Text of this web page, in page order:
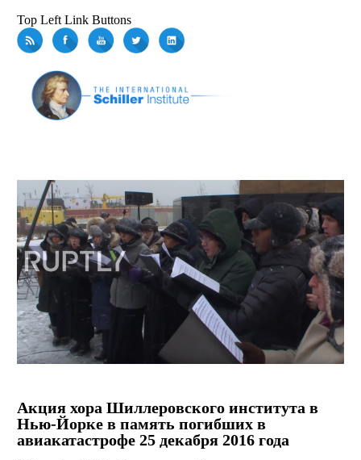
Top Left Link Buttons
Акция хора Шиллеровского института в
Нью-Йорке в память погибших в
авиакатастрофе 25 декабря 2016 года